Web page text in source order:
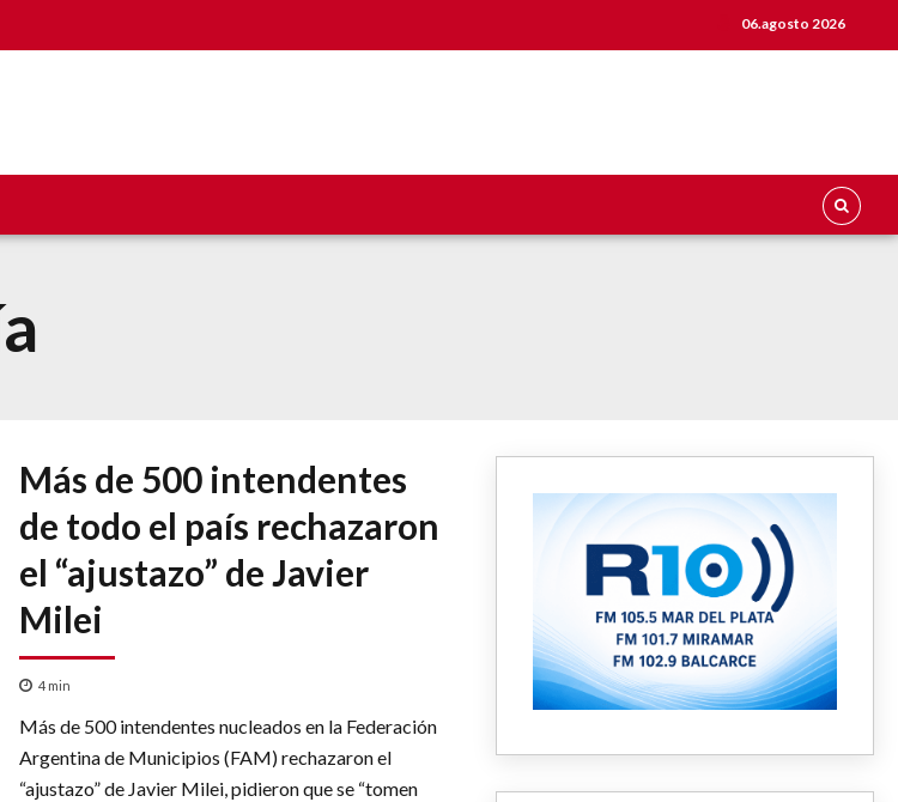
06.agosto 2026
Más de 500 intendentes
de todo el país rechazaron
el “ajustazo” de Javier
Milei
4 min
Más de 500 intendentes nucleados en la Federación
Argentina de Municipios (FAM) rechazaron el
“ajustazo” de Javier Milei, pidieron que se “tomen